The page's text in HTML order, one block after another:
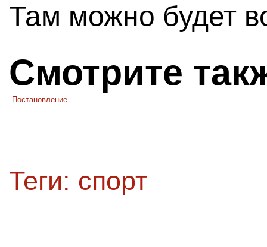
Там можно будет
Смотрите
Постановление
Теги: спорт